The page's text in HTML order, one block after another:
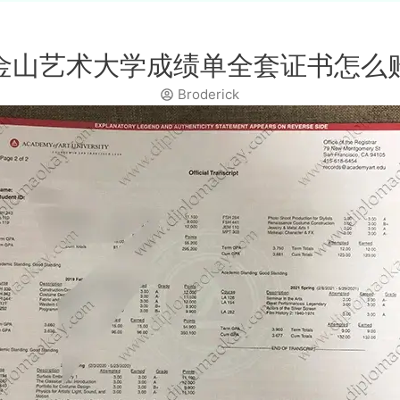
山艺术大学成绩单全套证书怎么
Broderick